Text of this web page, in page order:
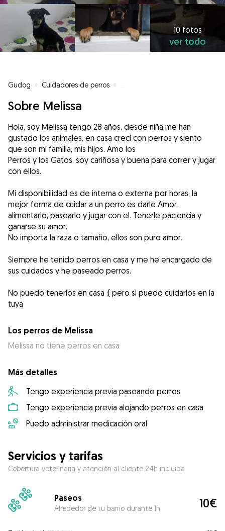
10 fotos
ver todo
Gudog » Cuidadores de perros »
Sobre Melissa
Hola, soy Melissa tengo 28 años, desde niña me han
gustado los animales, en casa crecí con perros y siento
que son mi familia, mis hijos. Amo los
Perros y los Gatos, soy cariñosa y buena para correr y jugar
con ellos.
Mi disponibilidad es de interna o externa por horas, la
mejor forma de cuidar a un perro es darle Amor,
alimentarlo, pasearlo y jugar con el. Tenerle paciencia y
ganarse su amor.
No importa la raza o tamaño, ellos son puro amor.
Siempre he tenido perros en casa y me he encargado de
sus cuidados y he paseado perros.
No puedo tenerlos en casa :( pero si puedo cuidarlos en la
tuya
Los perros de Melissa
Melissa no tiene perros en casa
Más detalles
Tengo experiencia previa paseando perros
Tengo experiencia previa alojando perros en casa
Puedo administrar medicación oral
Servicios y tarifas
Cobertura veterinaria y atención al cliente 24h incluida
Paseos
Alrededor de tu barrio durante 1h 10€